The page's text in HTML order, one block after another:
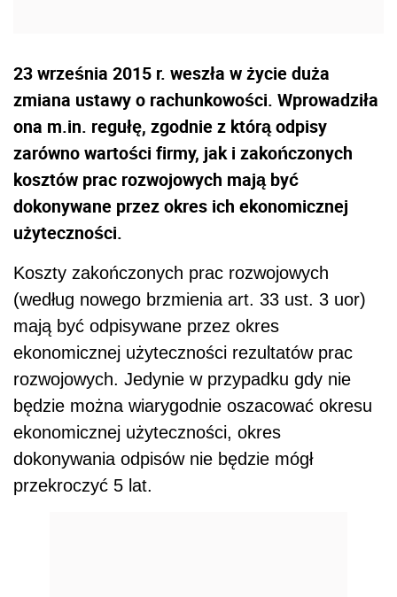
23 września 2015 r. weszła w życie duża
zmiana ustawy o rachunkowości. Wprowadziła
ona m.in. regułę, zgodnie z którą odpisy
zarówno wartości firmy, jak i zakończonych
kosztów prac rozwojowych mają być
dokonywane przez okres ich ekonomicznej
użyteczności.
Koszty zakończonych prac rozwojowych
(według nowego brzmienia art. 33 ust. 3 uor)
mają być odpisywane przez okres
ekonomicznej użyteczności rezultatów prac
rozwojowych. Jedynie w przypadku gdy nie
będzie można wiarygodnie oszacować okresu
ekonomicznej użyteczności, okres
dokonywania odpisów nie będzie mógł
przekroczyć 5 lat.